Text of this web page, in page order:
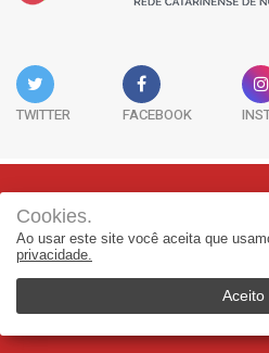
TWITTER FACEBOOK
Rua Adolfo Melo, 38 - Sala 902 -
88015-
(48) 3298-7979 |
© 2026, Rede Catarinense de
Cookies.
Ao usar este site você aceita que
privacidade.
Aceito